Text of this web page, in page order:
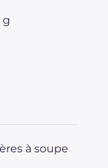
g
à soupe